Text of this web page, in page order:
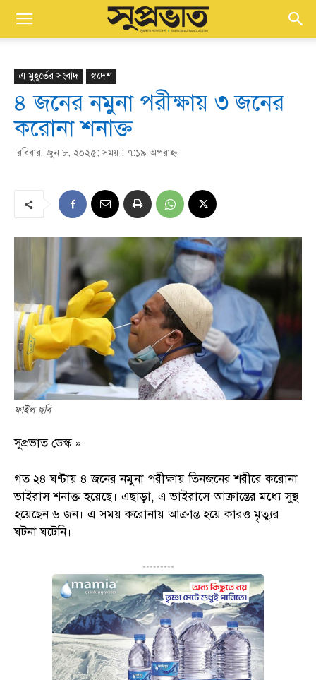
এ মুহূর্তের সংবাদ স্বদেশ
৪ জনের নমুনা পরীক্ষায় ৩ জনের
করোনা শনাক্ত
রবিবার, জুন ৮, ২০২৫; সময় : ৭:১৯ অপরাহ্ণ
ফাইল ছবি
সুপ্রভাত ডেস্ক »
গত ২৪ ঘণ্টায় ৪ জনের নমুনা পরীক্ষায় তিনজনের শরীরে করোনা
ভাইরাস শনাক্ত হয়েছে। এছাড়া, এ ভাইরাসে আক্রান্তের মধ্যে সুস্থ
হয়েছেন ৬ জন। এ সময় করোনায় আক্রান্ত হয়ে কারও মৃত্যুর
ঘটনা ঘটেনি।
---------